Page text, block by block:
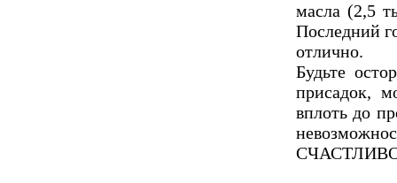
масла (2,5
Последний
отлично.
Будьте
присадок,
вплоть до